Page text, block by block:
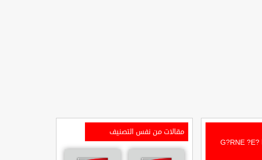
تعرف على نافورة ماء سبيل غريني تشيشميسي التاريخية في مدينة الانيا G?RNE ?E?
مقالات من نفس التصنيف